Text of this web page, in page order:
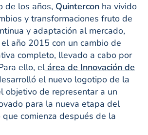
de los años, Quintercon ha vivido
y transformaciones fruto de
y adaptación al mercado,
año 2015 con un cambio de
completo, llevado a cabo por
ello, el área de Innovación de
el nuevo logotipo de la
objetivo de representar a un
para la nueva etapa del
que comienza después de la